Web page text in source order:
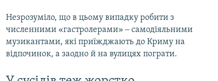
Незрозуміло, що в цьому випадку робити з
численними «гастролерами» ‒ самодіяльними
музикантами, які приїжджають до Криму на
відпочинок, а заодно й на вулицях пограти.